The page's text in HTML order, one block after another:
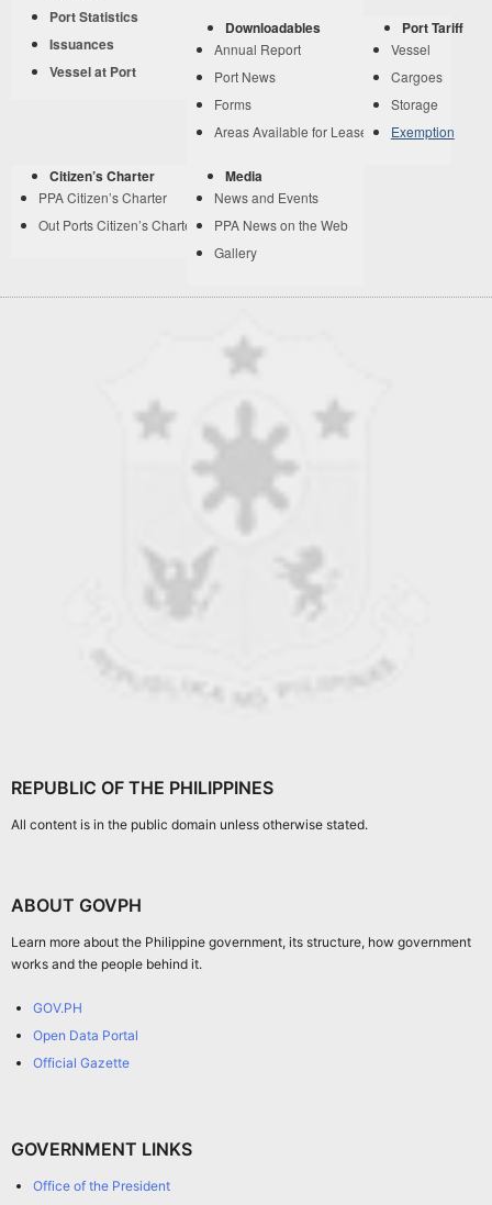
Port Statistics
Issuances
Vessel at Port
Downloadables
Annual Report
Port News
Forms
Areas Available for Lease
Port Tariff
Vessel
Cargoes
Storage
Exemption
Citizen’s Charter
PPA Citizen’s Charter
Out Ports Citizen’s Charter
Media
News and Events
PPA News on the Web
Gallery
REPUBLIC OF THE PHILIPPINES
All content is in the public domain unless otherwise stated.
ABOUT GOVPH
Learn more about the Philippine government, its structure, how government
works and the people behind it.
GOV.PH
Open Data Portal
Official Gazette
GOVERNMENT LINKS
Office of the President